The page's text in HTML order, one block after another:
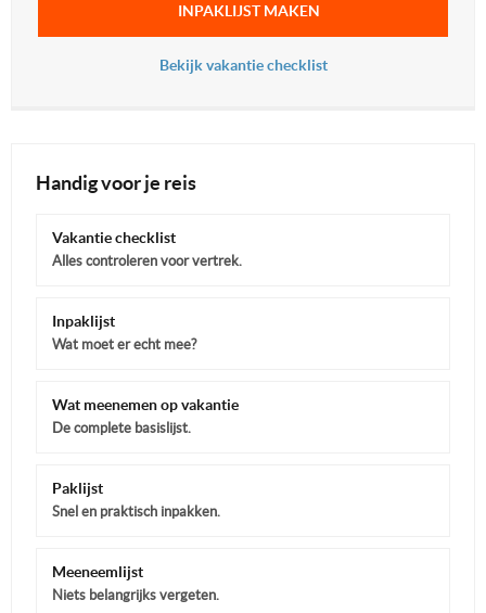
INPAKLIJST MAKEN
Bekijk vakantie checklist
Handig voor je reis
Vakantie checklist
Alles controleren voor vertrek.
Inpaklijst
Wat moet er echt mee?
Wat meenemen op vakantie
De complete basislijst.
Paklijst
Snel en praktisch inpakken.
Meeneemlijst
Niets belangrijks vergeten.